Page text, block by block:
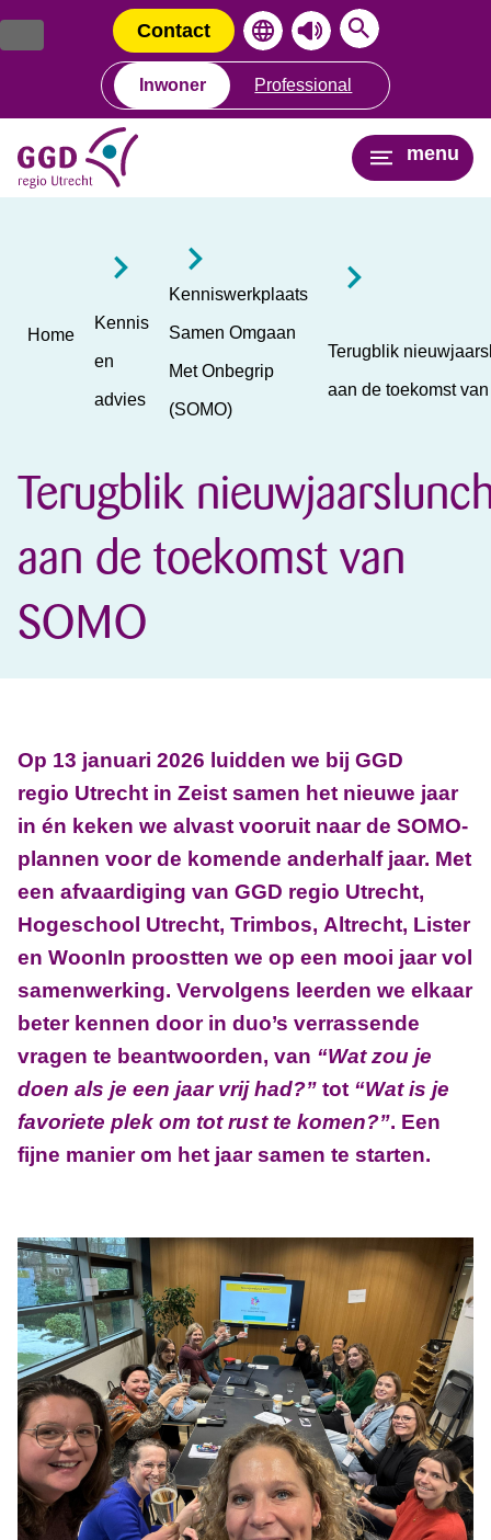
naar
de
naar
de
Contact
Inwoner Professional
menu
Home
Kennis
en
advies
Kenniswerkplaats
Samen Omgaan
Met Onbegrip
(SOMO)
Terugblik
aan de toekomst
Terugblik
aan de toekomst van
SOMO
Op 13 januari 2026 luidden we bij GGD
regio Utrecht in Zeist samen het nieuwe jaar
in én keken we alvast vooruit naar de SOMO-
plannen voor de komende anderhalf jaar. Met
een afvaardiging van GGD regio Utrecht,
Hogeschool Utrecht, Trimbos, Altrecht, Lister
en WoonIn proostten we op een mooi jaar vol
samenwerking. Vervolgens leerden we elkaar
beter kennen door in duo’s verrassende
vragen te beantwoorden, van “Wat zou je
doen als je een jaar vrij had?” tot “Wat is je
favoriete plek om tot rust te komen?”. Een
fijne manier om het jaar samen te starten.